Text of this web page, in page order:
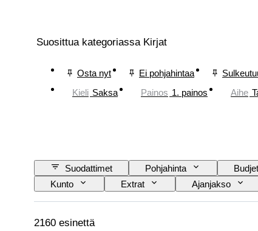
Suosittua kategoriassa Kirjat
Osta nyt Ei pohjahintaa
Kieli Saksa Painos 1. painos Aihe
Suodattimet Pohjahinta
Kunto
Extrat Ajanjakso
Kieli
Väri Sarja
2160 esinettä